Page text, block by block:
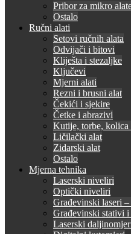
Pribor za mikro
Ostalo
Ručni alati
Setovi ručnih alata
Odvijači i bitovi
Kliješta i stezaljke
Ključevi
Mjerni alati
Rezni i brusni alat
Čekići i sjekire
Četke i abrazivi
Kutije, torbe, kolica
Ličilački alat
Zidarski alat
Ostalo
Mjerna tehnika
Laserski niveliri
Optički niveliri
Građevinski laseri
Građevinski stativi
Laserski